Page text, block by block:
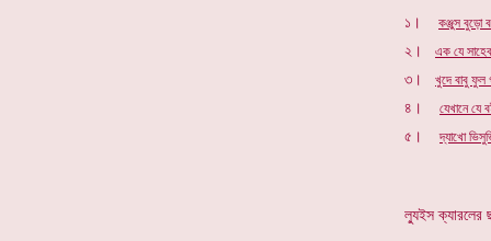
১। কঞ্জুস বুড়ো
২। এক যে
৩। খুদে বাবু ফুল
৪। যেখানে যে
৫।দ্যাখো
ল্যুইস